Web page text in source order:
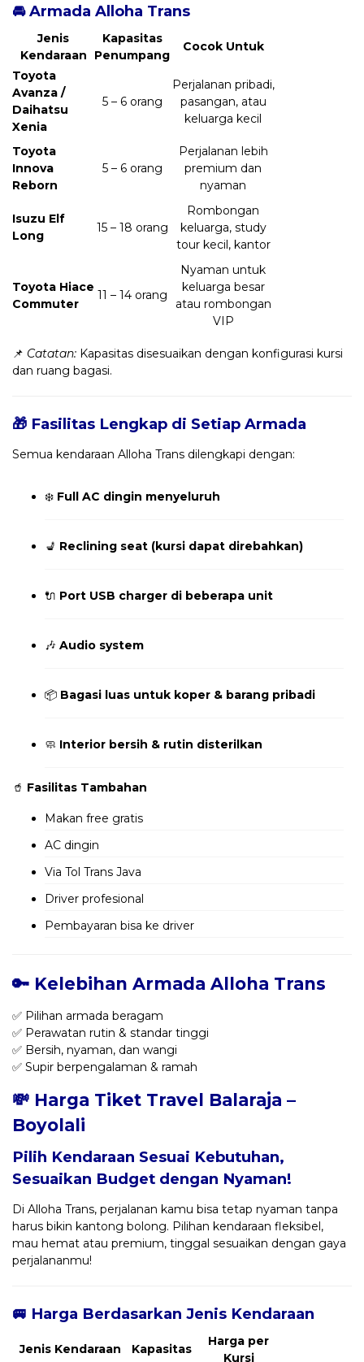
🚘 Armada Alloha Trans
Jenis
Kendaraan
Kapasitas
Penumpang
Cocok Untuk
Toyota
Avanza /
Daihatsu
Xenia
5 – 6 orang
Perjalanan pribadi,
pasangan, atau
keluarga kecil
Toyota
Innova
Reborn
5 – 6 orang
Perjalanan lebih
premium dan
nyaman
Isuzu Elf
Long
15 – 18 orang
Rombongan
keluarga, study
tour kecil, kantor
Toyota Hiace
Commuter
11 – 14 orang
Nyaman untuk
keluarga besar
atau rombongan
VIP
📌 Catatan: Kapasitas disesuaikan dengan konfigurasi kursi
dan ruang bagasi.
🎁 Fasilitas Lengkap di Setiap Armada
Semua kendaraan Alloha Trans dilengkapi dengan:
❄️ Full AC dingin menyeluruh
💺 Reclining seat (kursi dapat direbahkan)
🔌 Port USB charger di beberapa unit
🎶 Audio system
📦 Bagasi luas untuk koper & barang pribadi
🧼 Interior bersih & rutin disterilkan
🥤 Fasilitas Tambahan
Makan free gratis
AC dingin
Via Tol Trans Java
Driver profesional
Pembayaran bisa ke driver
🔑 Kelebihan Armada Alloha Trans
✅ Pilihan armada beragam
✅ Perawatan rutin & standar tinggi
✅ Bersih, nyaman, dan wangi
✅ Supir berpengalaman & ramah
💸 Harga Tiket Travel Balaraja –
Boyolali
Pilih Kendaraan Sesuai Kebutuhan,
Sesuaikan Budget dengan Nyaman!
Di Alloha Trans, perjalanan kamu bisa tetap nyaman tanpa
harus bikin kantong bolong. Pilihan kendaraan fleksibel,
mau hemat atau premium, tinggal sesuaikan dengan gaya
perjalananmu!
🚐 Harga Berdasarkan Jenis Kendaraan
Jenis Kendaraan Kapasitas
Harga per
Kursi